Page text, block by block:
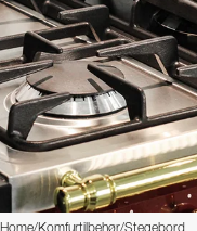
Home/Komfurtilbehør/Stegebord